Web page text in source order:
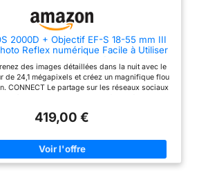
EF-S 18-55
EF ;
d'appareil
EW-400D ;
; cble
chargeur de
objectif ;
Première
contient pas
2000D + Objectif EF-S 18-55 mm III
Reflex numérique Facile à Utiliser
Portraits et Les paysages
des images détaillées dans la nuit avec le
de 24,1 mégapixels et créez un magnifique flou
CONNECT Le partage sur les réseaux sociaux
L'appareil photo est associé à un objectif
adapté à la photographie générale. PRÉCIS
exactement tel que vous vous en souvenez
au point automatique précise, à 3,0 ips et au
419,00 €